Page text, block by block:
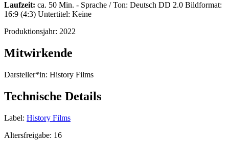
Laufzeit: ca. 50 Min. - Sprache / Ton: Deutsch DD 2.0 Bildformat:
16:9 (4:3) Untertitel: Keine
Produktionsjahr: 2022
Mitwirkende
Darsteller*in: History Films
Technische Details
Label: History Films
Altersfreigabe: 16